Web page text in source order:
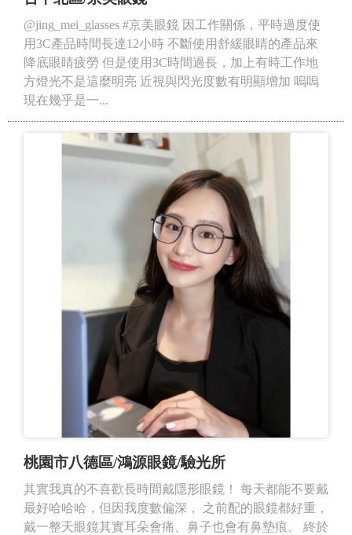
@jing_mei_glasses #京美眼鏡 因工作關係，平時過度使
用3C產品時間長達12小時 不斷使用舒緩眼睛的產品來
降底眼睛疲勞 但是使用3C時間過長，加上有時工作地
方燈光不是這麼明亮 近視與閃光度數有明顯增加 嗚嗚
現在幾乎是一...
桃園市八德區/鴻源眼鏡/驗光所
其實我真的不喜歡長時間戴隱形眼鏡！ 每天都能不要戴
最好哈哈哈，但因我度數偏深， 之前配的眼鏡都好重，
戴一整天眼鏡其實耳朵會痛、鼻子也會有鼻墊痕。 終於